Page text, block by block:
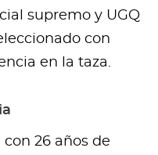
supremo y UGQ
con
en la taza.
26 años de